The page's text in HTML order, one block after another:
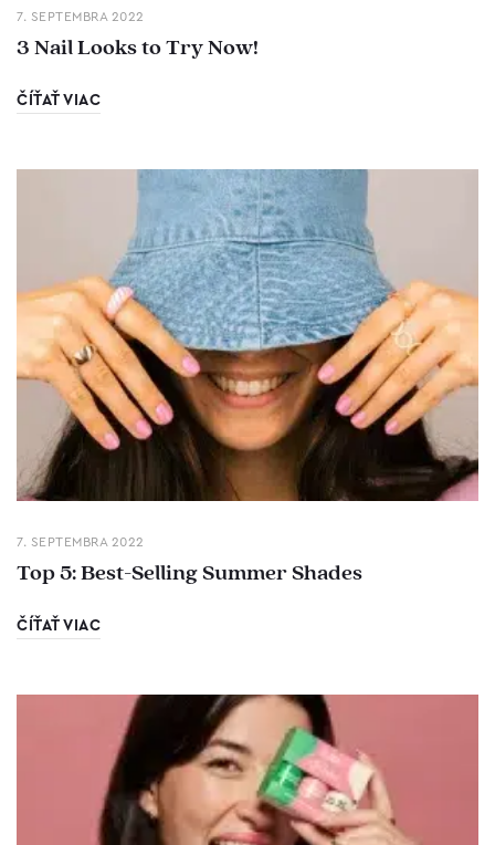
7. SEPTEMBRA 2022
3 Nail Looks to Try Now!
ČÍŤAŤ VIAC
7. SEPTEMBRA 2022
Top 5: Best-Selling Summer Shades
ČÍŤAŤ VIAC